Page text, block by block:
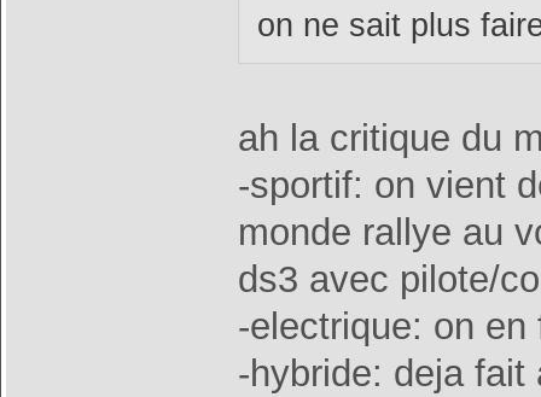
on ne sait plus
ah la critique du
-sportif: on vient
monde rallye au
ds3 avec pilote/
-electrique: on
-hybride: deja fait